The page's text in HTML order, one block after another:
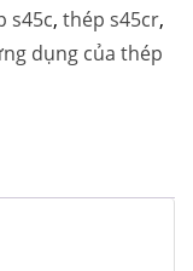
s45c, thép s45cr,
dụng của thép